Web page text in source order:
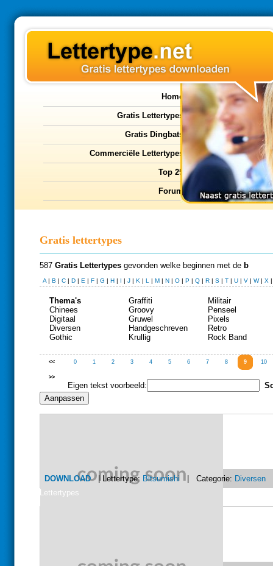
Home
Gratis Lettertypes
Gratis Dingbats
Commerciële Lettertypes
Top 25
Forum
Gratis lettertypes
587 Gratis Lettertypes gevonden welke beginnen met de b
A | B | C | D | E | F | G | H | I | J | K | L | M | N | O | P | Q | R | S | T | U | V | W| X
Thema's
Chinees
Digitaal
Diversen
Gothic
Graffiti
Groovy
Gruwel
Handgeschreven
Krullig
Militair
Penseel
Pixels
Retro
Rock Band
<< 0 1 2 3 4 5 6 7 8 9 10
>>
Eigen tekst voorbeeld:
DOWNLOAD| Lettertype: Bitsumishi | Categorie: Diversen
Lettertypes